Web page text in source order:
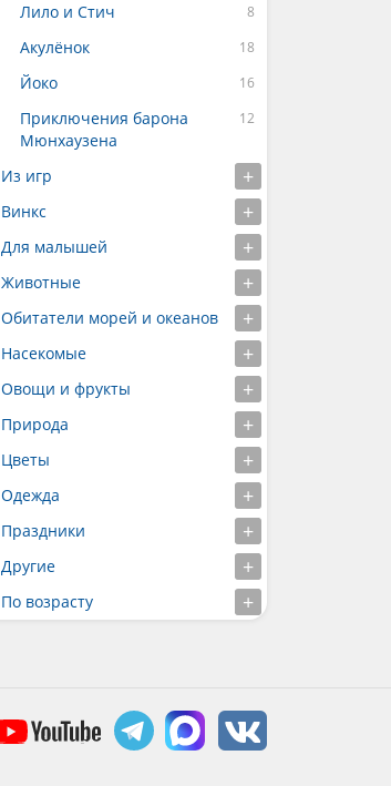
Лило и Стич
Акулёнок
Йоко
Приключения барона
Мюнхаузена
Из игр
Винкс
Для малышей
Животные
Обитатели морей и океанов
Насекомые
Овощи и фрукты
Природа
Цветы
Одежда
Праздники
Другие
По возрасту